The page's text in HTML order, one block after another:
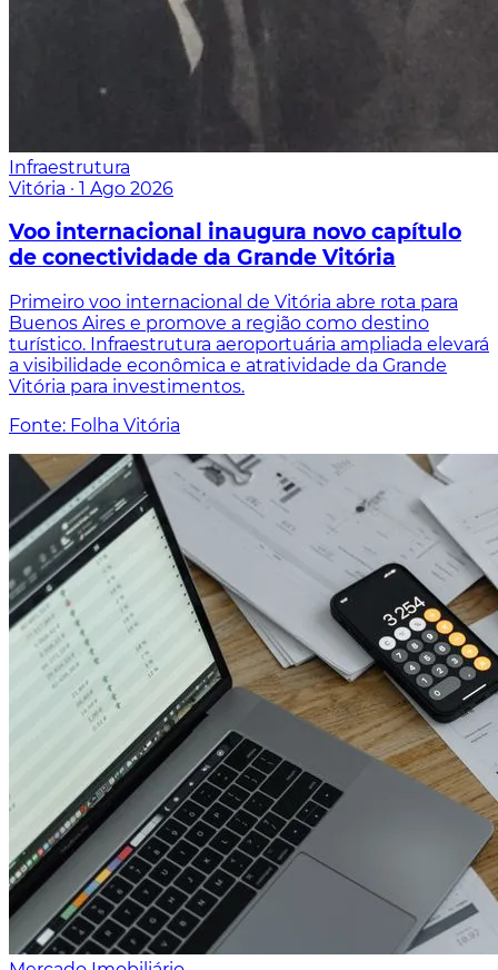
Infraestrutura
Vitória · 1 Ago 2026
Voo internacional inaugura novo capítulo
de conectividade da Grande Vitória
Primeiro voo internacional de Vitória abre rota para
Buenos Aires e promove a região como destino
turístico. Infraestrutura aeroportuária ampliada elevará
a visibilidade econômica e atratividade da Grande
Vitória para investimentos.
Fonte: Folha Vitória